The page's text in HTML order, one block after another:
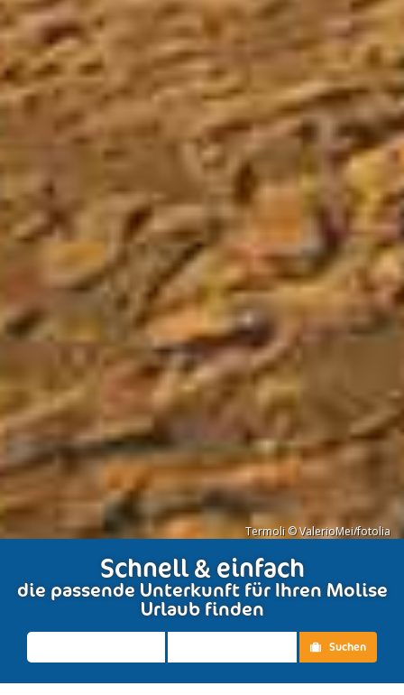
Termoli © ValerioMei/fotolia
Schnell & einfach
die passende Unterkunft für Ihren Molise
Urlaub finden
Suchen